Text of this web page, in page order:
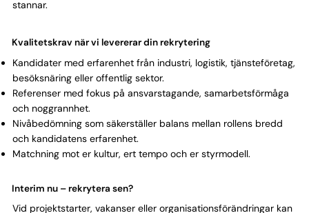
stannar.
Kvalitetskrav när vi levererar din rekrytering
Kandidater med erfarenhet från industri, logistik, tjänsteföretag,
besöksnäring eller offentlig sektor.
Referenser med fokus på ansvarstagande, samarbetsförmåga
och noggrannhet.
Nivåbedömning som säkerställer balans mellan rollens bredd
och kandidatens erfarenhet.
Matchning mot er kultur, ert tempo och er styrmodell.
Interim nu – rekrytera sen?
Vid projektstarter, vakanser eller organisationsförändringar kan